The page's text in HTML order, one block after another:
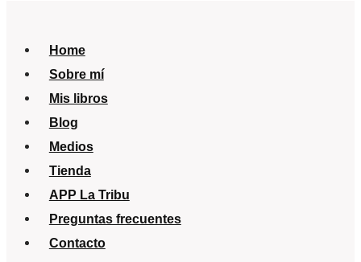
Home
Sobre mí
Mis libros
Blog
Medios
Tienda
APP La Tribu
Preguntas frecuentes
Contacto